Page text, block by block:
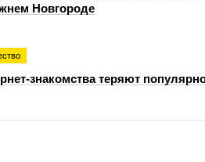
Новгороде
знакомства теряют